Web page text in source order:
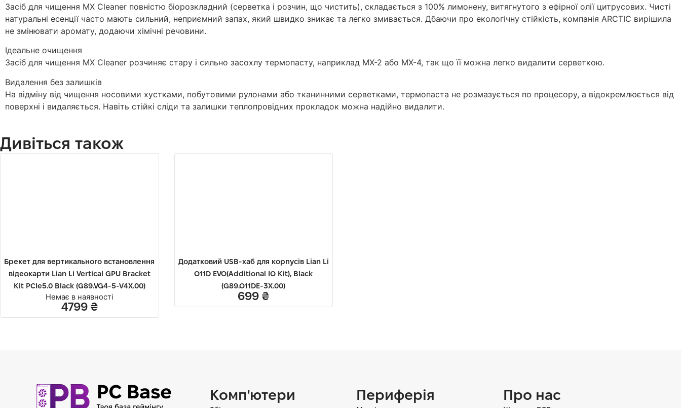
Засіб для чищення MX Cleaner повністю біорозкладний (серветка і розчин, що чистить), складається з 100% лимонену, витягнутого з ефірної олії цитрусових. Чисті
натуральні есенції часто мають сильний, неприємний запах, який швидко зникає та легко змивається. Дбаючи про екологічну стійкість, компанія ARCTIC вирішила
не змінювати аромату, додаючи хімічні речовини.
Ідеальне очищення
Засіб для чищення MX Cleaner розчиняє стару і сильно засохлу термопасту, наприклад MX-2 або MX-4, так що її можна легко видалити серветкою.
Видалення без залишків
На відміну від чищення носовими хустками, побутовими рулонами або тканинними серветками, термопаста не розмазується по процесору, а відокремлюється від
поверхні і видаляється. Навіть стійкі сліди та залишки теплопровідних прокладок можна надійно видалити.
Дивіться також
Брекет для вертикального встановлення
відеокарти Lian Li Vertical GPU Bracket
Kit PCIe5.0 Black (G89.VG4-5-V4X.00)
Немає в наявності
4799 ₴
Додатковий USB-хаб для корпусів Lian Li
O11D EVO(Additional IO Kit), Black
(G89.O11DE-3X.00)
699₴
Комп'ютери Периферія Про нас